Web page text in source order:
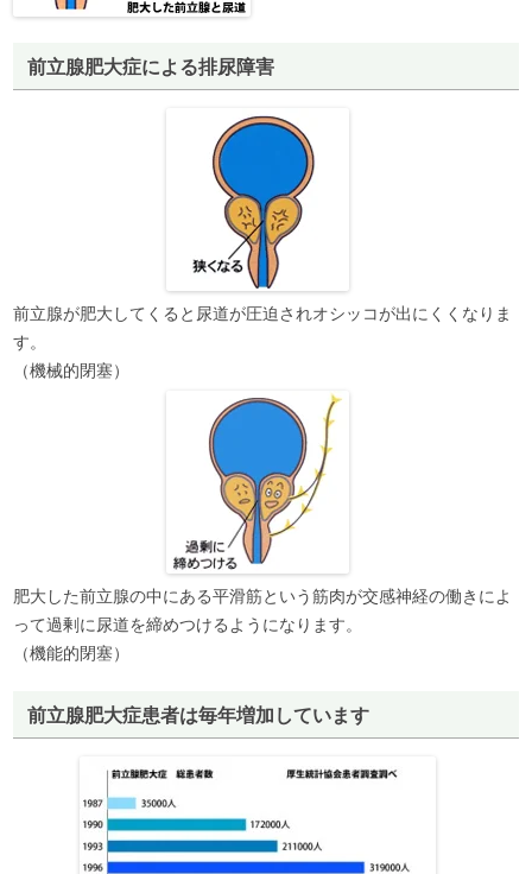
前立腺肥大症による排尿障害
前立腺が肥大してくると尿道が圧迫されオシッコが出にくくなりま
す。
（機械的閉塞）
肥大した前立腺の中にある平滑筋という筋肉が交感神経の働きによ
って過剰に尿道を締めつけるようになります。
（機能的閉塞）
前立腺肥大症患者は毎年増加しています